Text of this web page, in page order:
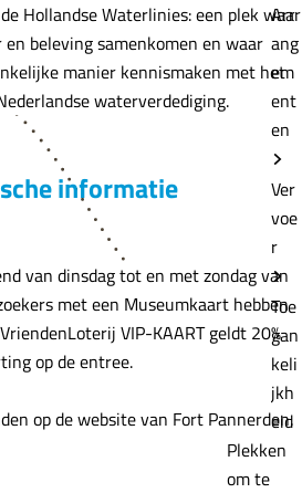
Arr
ang
em
ent
en
Ver
voe
r
Toe
gan
keli
jkh
eid
Plekken
om te
Hollandse Waterlinies: een plek waar
beleving samenkomen en waar
manier kennismaken met het
waterverdediging.
informatie
van dinsdag tot en met zondag van
met een Museumkaart hebben
VIP-KAART geldt 20%
op de entree.
op de website van Fort Pannerden.